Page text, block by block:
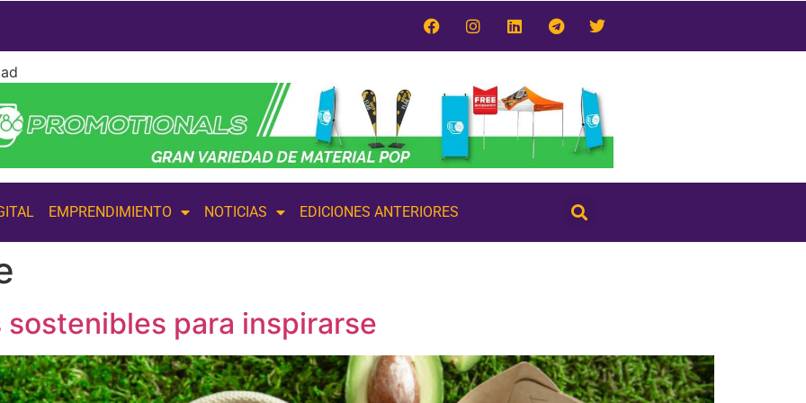
EMPRENDIMIENTO NOTICIAS EDICIONES ANTERIORES
para inspirarse